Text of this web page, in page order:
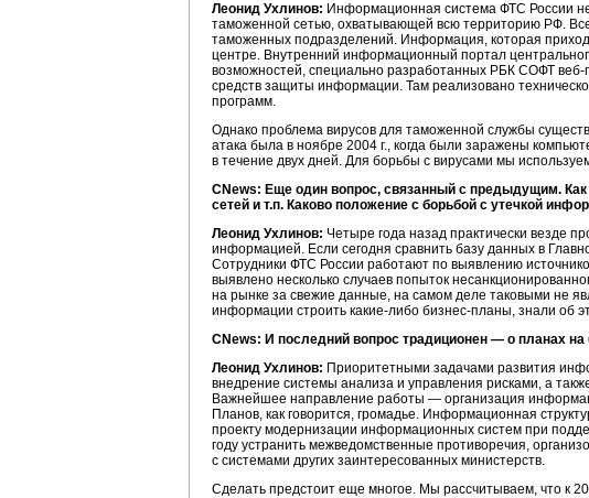
Леонид Ухлинов: Информационная система ФТС России
таможенной сетью, охватывающей всю территорию РФ. Все
таможенных подразделений. Информация, которая
центре. Внутренний информационный портал
возможностей, специально разработанных РБК СОФТ веб-
средств защиты информации. Там реализовано
программ.
Однако проблема вирусов для таможенной службы
атака была в ноябре 2004 г., когда были заражены
в течение двух дней. Для борьбы с вирусами мы
CNews: Еще один вопрос, связанный с предыдущим.
сетей и т.п. Каково положение с борьбой с утечкой
Леонид Ухлинов: Четыре года назад практически везде
информацией. Если сегодня сравнить базу данных в
Сотрудники ФТС России работают по выявлению
выявлено несколько случаев попыток
на рынке за свежие данные, на самом деле таковыми не
информации строить какие-либо бизнес-планы, знали об
CNews: И последний вопрос традиционен — о планах
Леонид Ухлинов: Приоритетными задачами развития
внедрение системы анализа и управления рисками, а
Важнейшее направление работы — организация
Планов, как говорится, громадье. Информационная
проекту модернизации информационных систем при
году устранить межведомственные противоречия,
с системами других заинтересованных министерств.
Сделать предстоит еще многое. Мы рассчитываем, что к